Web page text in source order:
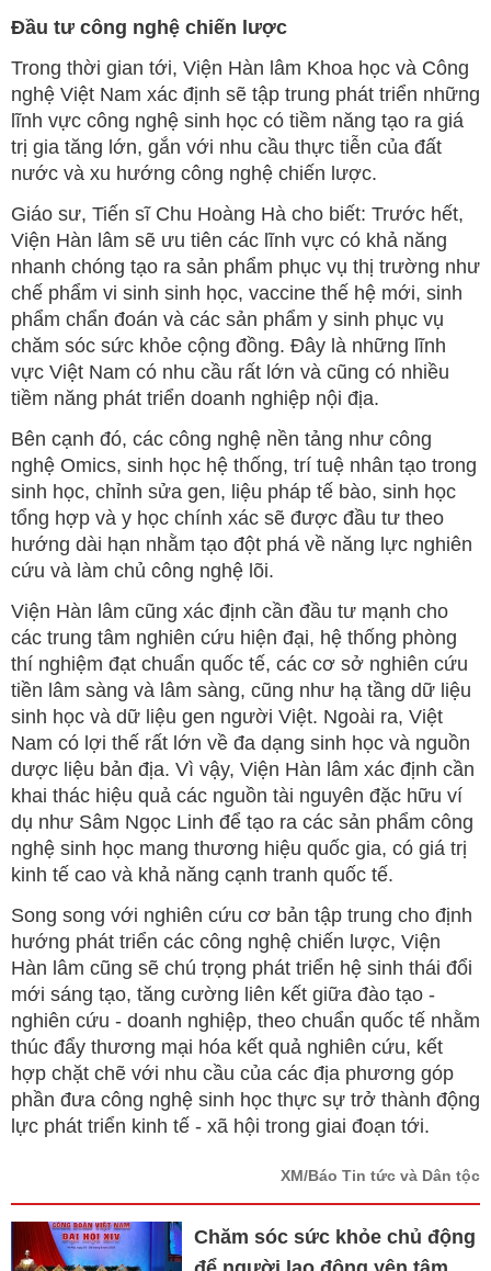
Đầu tư công nghệ chiến lược
Trong thời gian tới, Viện Hàn lâm Khoa học và Công
nghệ Việt Nam xác định sẽ tập trung phát triển những
lĩnh vực công nghệ sinh học có tiềm năng tạo ra giá
trị gia tăng lớn, gắn với nhu cầu thực tiễn của đất
nước và xu hướng công nghệ chiến lược.
Giáo sư, Tiến sĩ Chu Hoàng Hà cho biết: Trước hết,
Viện Hàn lâm sẽ ưu tiên các lĩnh vực có khả năng
nhanh chóng tạo ra sản phẩm phục vụ thị trường như
chế phẩm vi sinh sinh học, vaccine thế hệ mới, sinh
phẩm chẩn đoán và các sản phẩm y sinh phục vụ
chăm sóc sức khỏe cộng đồng. Đây là những lĩnh
vực Việt Nam có nhu cầu rất lớn và cũng có nhiều
tiềm năng phát triển doanh nghiệp nội địa.
Bên cạnh đó, các công nghệ nền tảng như công
nghệ Omics, sinh học hệ thống, trí tuệ nhân tạo trong
sinh học, chỉnh sửa gen, liệu pháp tế bào, sinh học
tổng hợp và y học chính xác sẽ được đầu tư theo
hướng dài hạn nhằm tạo đột phá về năng lực nghiên
cứu và làm chủ công nghệ lõi.
Viện Hàn lâm cũng xác định cần đầu tư mạnh cho
các trung tâm nghiên cứu hiện đại, hệ thống phòng
thí nghiệm đạt chuẩn quốc tế, các cơ sở nghiên cứu
tiền lâm sàng và lâm sàng, cũng như hạ tầng dữ liệu
sinh học và dữ liệu gen người Việt. Ngoài ra, Việt
Nam có lợi thế rất lớn về đa dạng sinh học và nguồn
dược liệu bản địa. Vì vậy, Viện Hàn lâm xác định cần
khai thác hiệu quả các nguồn tài nguyên đặc hữu ví
dụ như Sâm Ngọc Linh để tạo ra các sản phẩm công
nghệ sinh học mang thương hiệu quốc gia, có giá trị
kinh tế cao và khả năng cạnh tranh quốc tế.
Song song với nghiên cứu cơ bản tập trung cho định
hướng phát triển các công nghệ chiến lược, Viện
Hàn lâm cũng sẽ chú trọng phát triển hệ sinh thái đổi
mới sáng tạo, tăng cường liên kết giữa đào tạo -
nghiên cứu - doanh nghiệp, theo chuẩn quốc tế nhằm
thúc đẩy thương mại hóa kết quả nghiên cứu, kết
hợp chặt chẽ với nhu cầu của các địa phương góp
phần đưa công nghệ sinh học thực sự trở thành động
lực phát triển kinh tế - xã hội trong giai đoạn tới.
XM/Báo Tin tức và Dân tộc
Chăm sóc sức khỏe chủ động